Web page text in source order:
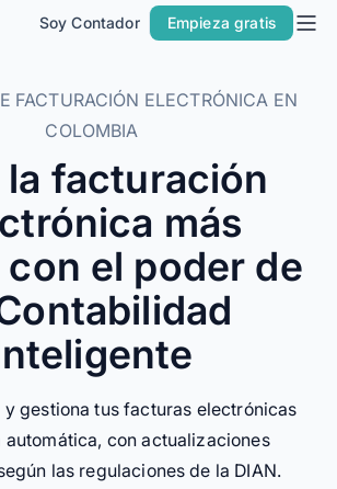
Soy Contador Empieza gratis
TU NEGOCIO
FACTURACIÓN ELECTRÓNICA EN
COLOMBIA
la facturación
más
el poder de
y gestiona tus facturas electrónicas
automática, con actualizaciones
las regulaciones de la DIAN.